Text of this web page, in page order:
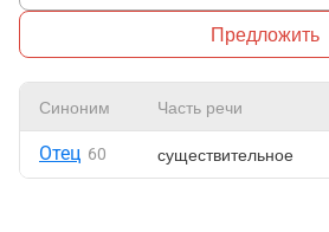
Предложить
Синоним Часть речи
Отец 60 существительное